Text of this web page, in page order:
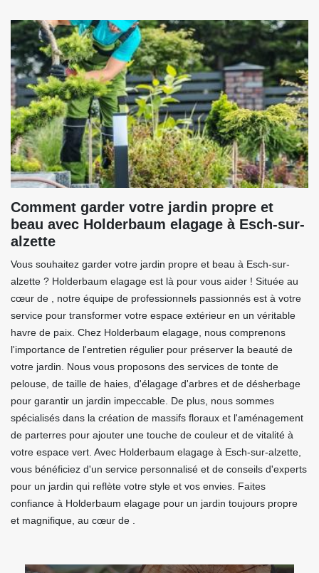
Comment garder votre jardin propre et
beau avec Holderbaum elagage à Esch-sur-
alzette
Vous souhaitez garder votre jardin propre et beau à Esch-sur-
alzette ? Holderbaum elagage est là pour vous aider ! Située au
cœur de , notre équipe de professionnels passionnés est à votre
service pour transformer votre espace extérieur en un véritable
havre de paix. Chez Holderbaum elagage, nous comprenons
l'importance de l'entretien régulier pour préserver la beauté de
votre jardin. Nous vous proposons des services de tonte de
pelouse, de taille de haies, d'élagage d'arbres et de désherbage
pour garantir un jardin impeccable. De plus, nous sommes
spécialisés dans la création de massifs floraux et l'aménagement
de parterres pour ajouter une touche de couleur et de vitalité à
votre espace vert. Avec Holderbaum elagage à Esch-sur-alzette,
vous bénéficiez d'un service personnalisé et de conseils d'experts
pour un jardin qui reflète votre style et vos envies. Faites
confiance à Holderbaum elagage pour un jardin toujours propre
et magnifique, au cœur de .